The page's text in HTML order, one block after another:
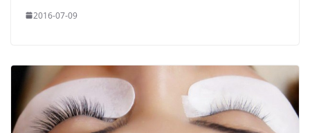
2016-07-09